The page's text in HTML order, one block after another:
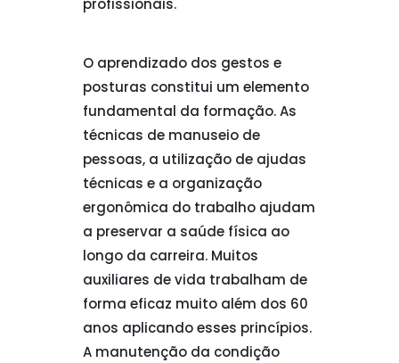
profissionais.
O aprendizado dos gestos e
posturas constitui um elemento
fundamental da formação. As
técnicas de manuseio de
pessoas, a utilização de ajudas
técnicas e a organização
ergonômica do trabalho ajudam
a preservar a saúde física ao
longo da carreira. Muitos
auxiliares de vida trabalham de
forma eficaz muito além dos 60
anos aplicando esses princípios.
A manutenção da condição